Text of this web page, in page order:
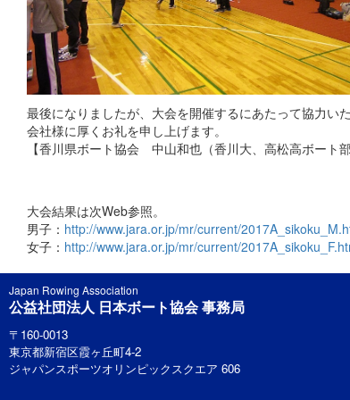
最後になりましたが、大会を開催するにあたって協力い
会社様に厚くお礼を申し上げます。
【香川県ボート協会 中山和也（香川大、高松高ボート部
大会結果は次Web参照。
男子： http://www.jara.or.jp/mr/current/
女子： http://www.jara.or.jp/mr/current/
Japan Rowing Association
公益社団法人 日本ボート協会 事務局
〒160-0013
東京都新宿区霞ヶ丘町4-2
ジャパンスポーツオリンピックスクエア 606